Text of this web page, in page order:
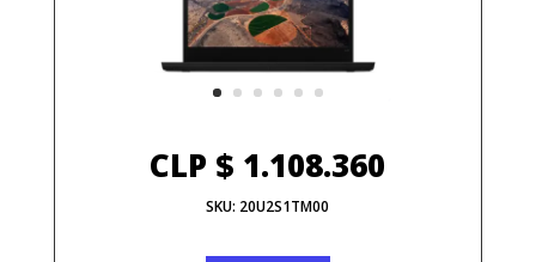
CLP $ 1.108.360
SKU: 20U2S1TM00